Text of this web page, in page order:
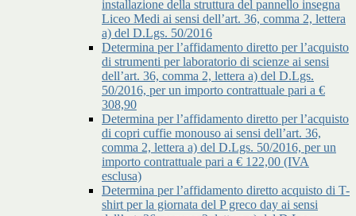
installazione della struttura del pannello insegna
Liceo Medi ai sensi dell’art. 36, comma 2, lettera
a) del D.Lgs. 50/2016
Determina per l’affidamento diretto per l’acquisto
di strumenti per laboratorio di scienze ai sensi
dell’art. 36, comma 2, lettera a) del D.Lgs.
50/2016, per un importo contrattuale pari a €
308,90
Determina per l’affidamento diretto per l’acquisto
di copri cuffie monouso ai sensi dell’art. 36,
comma 2, lettera a) del D.Lgs. 50/2016, per un
importo contrattuale pari a € 122,00 (IVA
esclusa)
Determina per l’affidamento diretto acquisto di T-
shirt per la giornata del P greco day ai sensi